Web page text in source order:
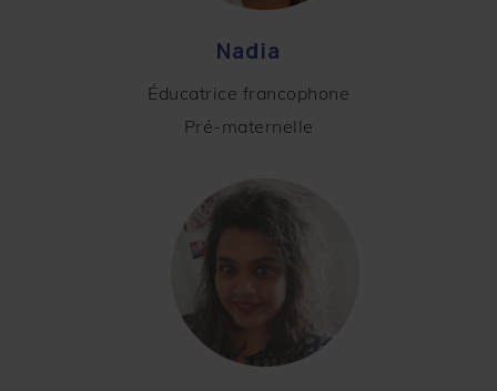
Nadia
Éducatrice francophone
Pré-maternelle